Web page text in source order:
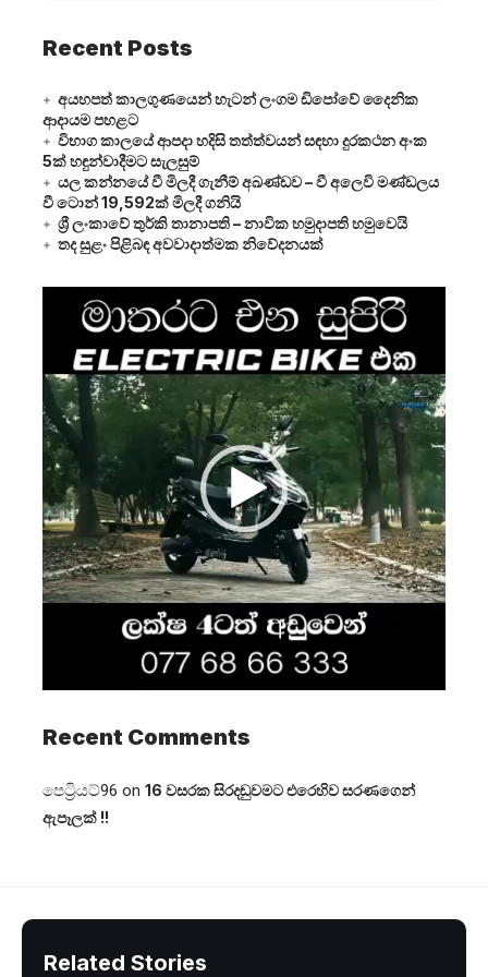
Recent Posts
අයහපත් කාලගුණයෙන් හැටන් ලංගම ඩිපෝවේ දෛනික
ආදායම පහළට
විභාග කාලයේ ආපදා හදිසි තත්ත්වයන් සඳහා දුරකථන අංක
5ක් හඳුන්වාදීමට සැලසුම්
යල කන්නයේ වී මිලදී ගැනීම් අඛණ්ඩව – වී අලෙවි මණ්ඩලය
වී ටොන් 19,592ක් මිලදී ගනියි
ශ්‍රී ලංකාවේ තුර්කි තානාපති – නාවික හමුදාපති හමුවෙයි
තද සුළං පිළිබඳ අවවාදාත්මක නිවේදනයක්
Player
Recent Comments
පෙට්‍රියට්96 on 16 වසරක සිරදඬුවමට එරෙහිව සරණගෙන්
ඇපෑලක් !!
Related Stories